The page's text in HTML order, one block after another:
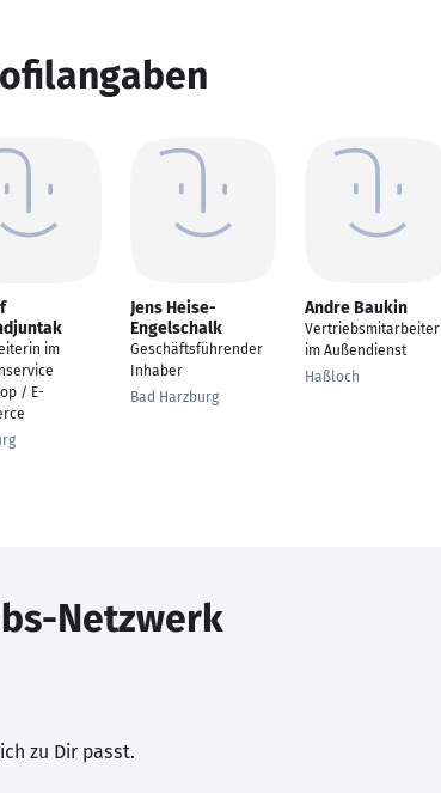
im
/ E-
Jens Heise-
Engelschalk
Geschäftsführender
Inhaber
Bad Harzburg
Andre Baukin
Vertriebsmitarbeiter
im Außendienst
Haßloch
Netzwerk
zu Dir passt.